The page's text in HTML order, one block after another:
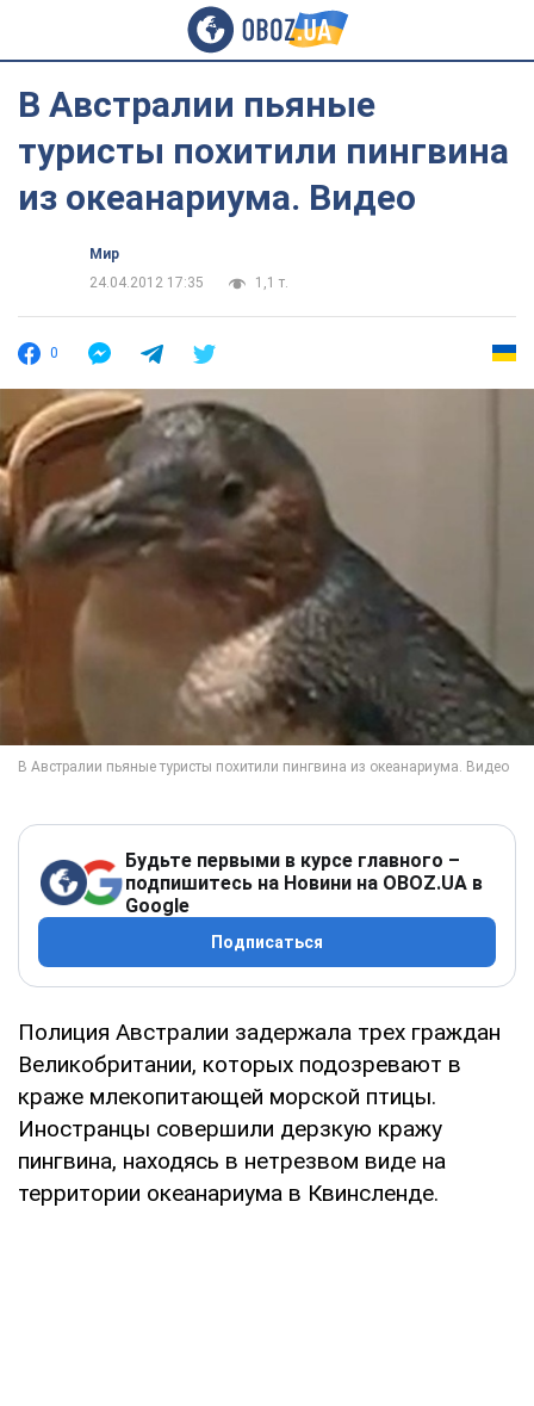
В Австралии пьяные
туристы похитили пингвина
из океанариума. Видео
Мир
24.04.2012 17:35
1,1 т.
0
Будьте первыми в курсе главного –
подпишитесь на Новини на OBOZ.UA в
Google
Подписаться
Полиция Австралии задержала трех граждан
Великобритании, которых подозревают в
краже млекопитающей морской птицы.
Иностранцы совершили дерзкую кражу
пингвина, находясь в нетрезвом виде на
территории океанариума в Квинсленде.